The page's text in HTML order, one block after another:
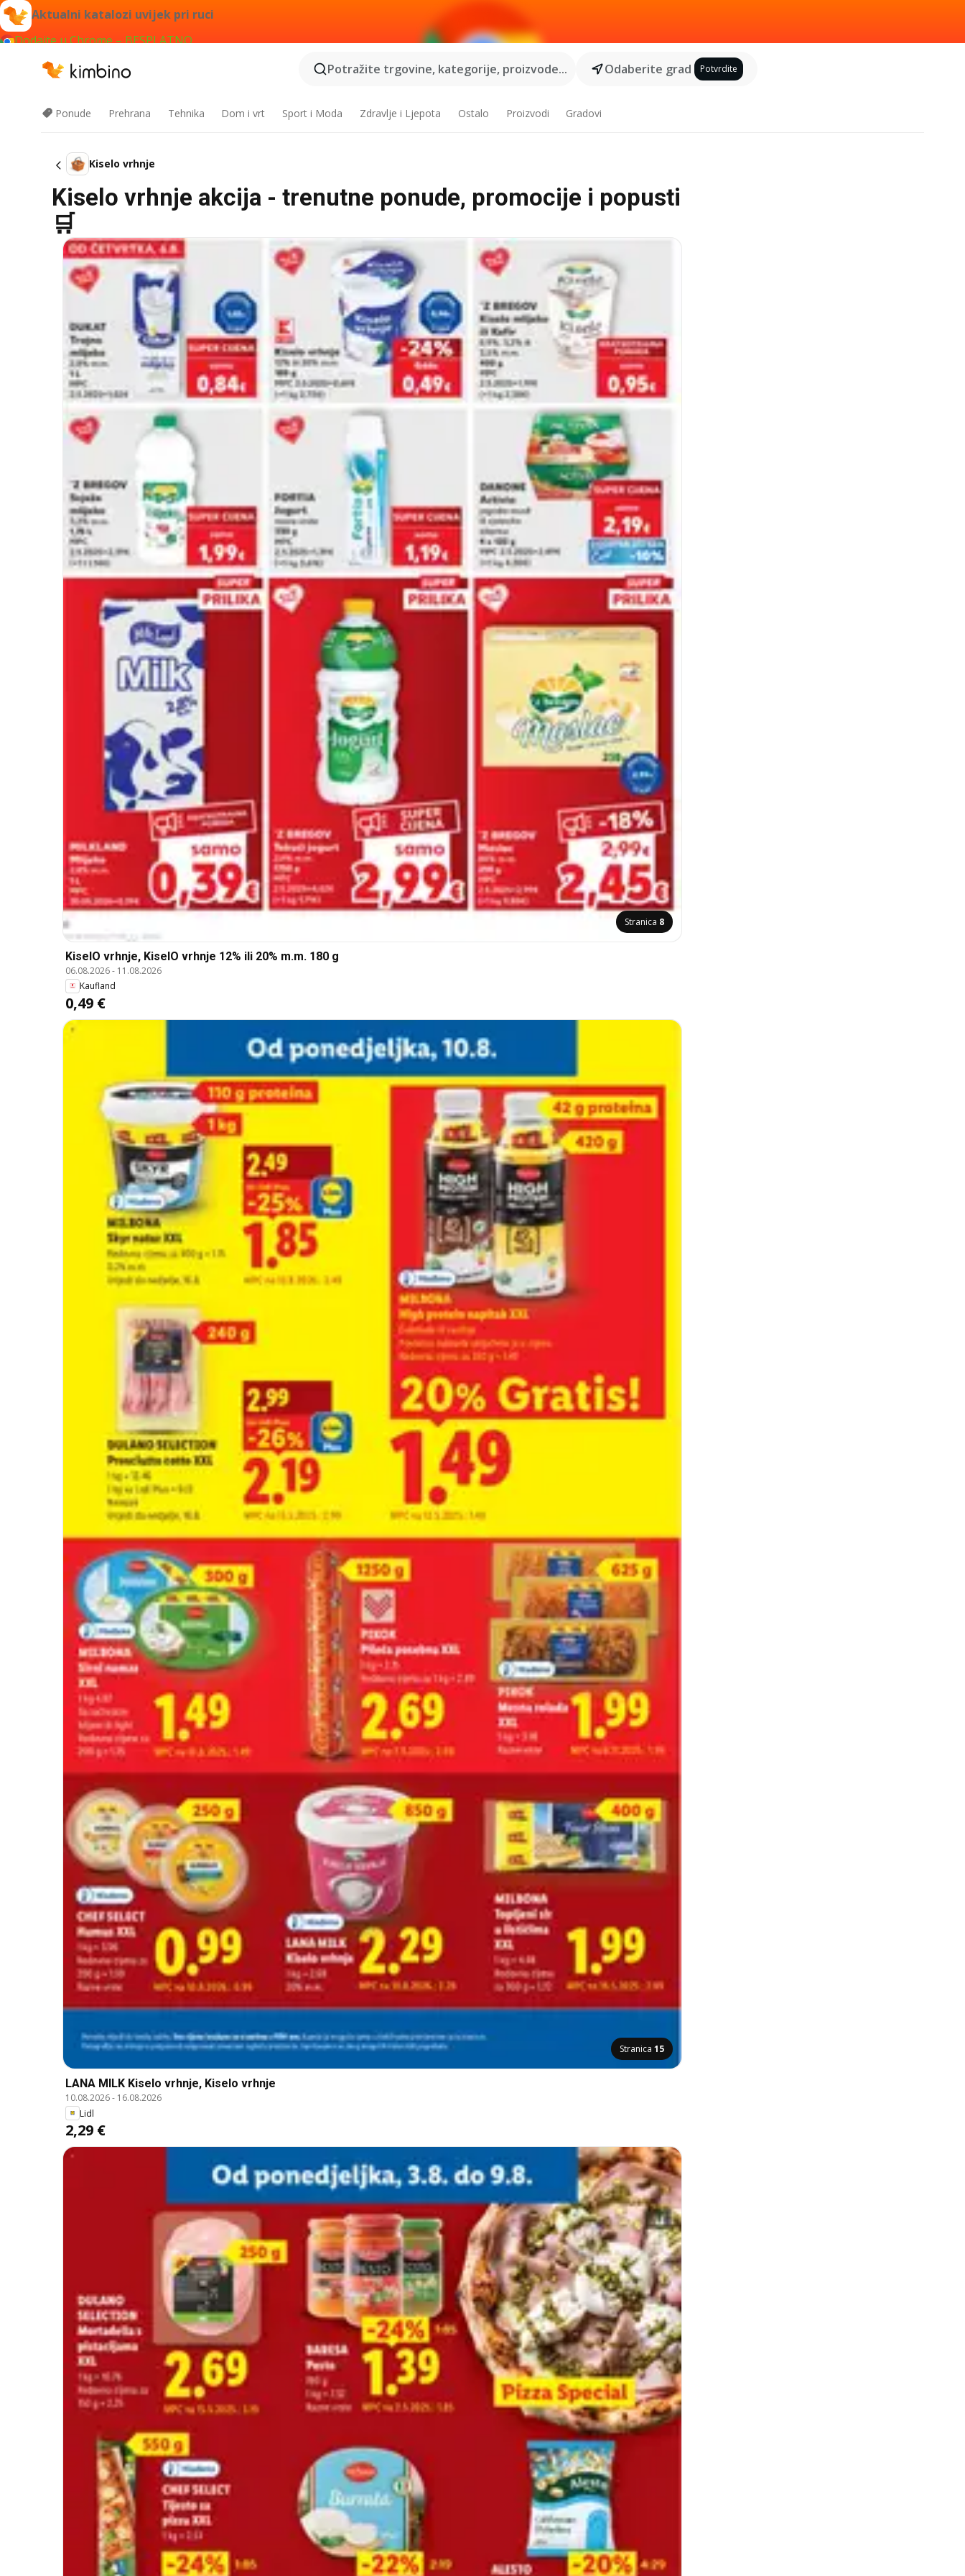
Aktualni katalozi uvijek pri ruci
Dodajte u Chrome – BESPLATNO
Potražite trgovine, kategorije, proizvode...
Odaberite grad Potvrdite
Ponude Prehrana Tehnika Dom i vrt Sport i Moda Zdravlje i Ljepota Ostalo Proizvodi Gradovi
Kiselo vrhnje
Kiselo vrhnje akcija - trenutne ponude, promocije i popusti
🛒
Stranica 8
KiselO vrhnje, KiselO vrhnje 12% ili 20% m.m. 180 g
06.08.2026- 11.08.2026
Kaufland
0,49 €
Stranica 15
LANA MILK Kiselo vrhnje, Kiselo vrhnje
10.08.2026- 16.08.2026
Lidl
2,29 €